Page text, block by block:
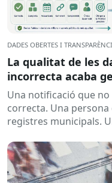
DADES OBERTES I
La qualitat de les
incorrecta acaba
Una notificació que no
correcta. Una
registres municipals.